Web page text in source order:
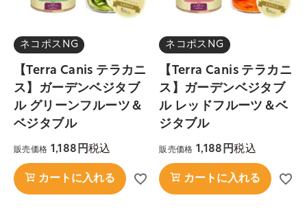
ネコポスNG
【Terra Canis テラカニ
ス】ガーデンベジタブ
ル グリーンフルーツ＆
ベジタブル
販売価格 1,188 税込
カートに入れる
ネコポスNG
【Terra Canis テラカニ
ス】ガーデンベジタブ
ル レッドフルーツ＆ベ
ジタブル
販売価格 1,188 税込
カートに入れる